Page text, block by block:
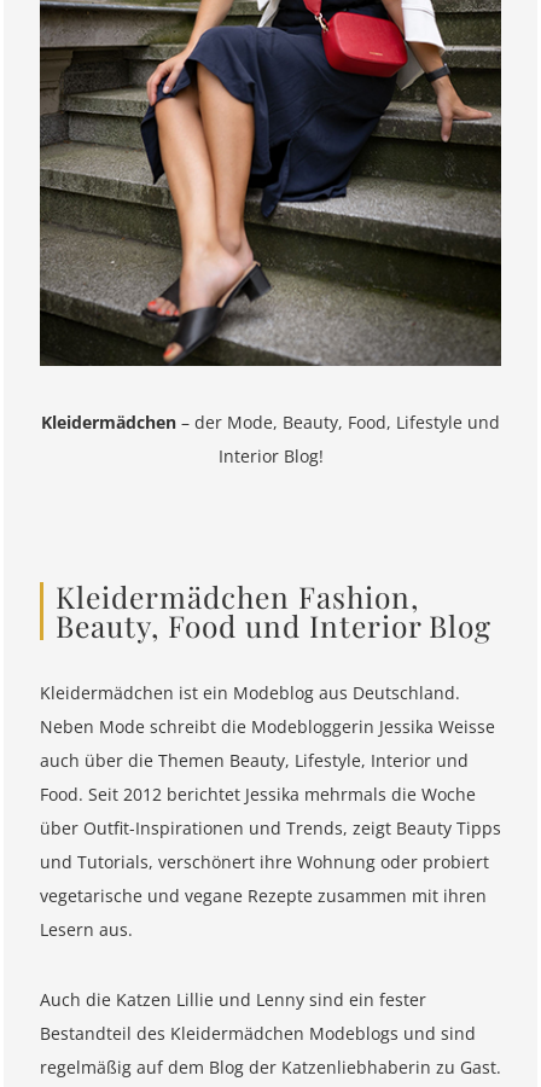
Kleidermädchen – der Mode, Beauty, Food, Lifestyle und
Interior Blog!
Kleidermädchen Fashion,
Beauty, Food und Interior Blog
Kleidermädchen ist ein Modeblog aus Deutschland.
Neben Mode schreibt die Modebloggerin Jessika Weisse
auch über die Themen Beauty, Lifestyle, Interior und
Food. Seit 2012 berichtet Jessika mehrmals die Woche
über Outfit-Inspirationen und Trends, zeigt Beauty Tipps
und Tutorials, verschönert ihre Wohnung oder probiert
vegetarische und vegane Rezepte zusammen mit ihren
Lesern aus.
Auch die Katzen Lillie und Lenny sind ein fester
Bestandteil des Kleidermädchen Modeblogs und sind
regelmäßig auf dem Blog der Katzenliebhaberin zu Gast.